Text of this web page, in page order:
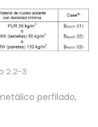
2.2-3
perfilado,